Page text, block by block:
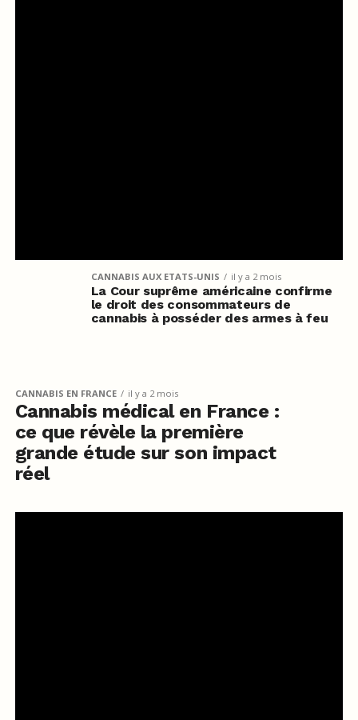
CANNABIS AUX ETATS-UNIS il y a 2 mois
La Cour suprême américaine confirme
le droit des consommateurs de
cannabis à posséder des armes à feu
CANNABIS EN FRANCE il y a 2 mois
Cannabis médical en France :
ce que révèle la première
grande étude sur son impact
réel